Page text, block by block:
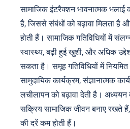
सामाजिक इंटरैक्शन भावनात्मक भलाई
है, जिससे संबंधों को बढ़ावा मिलता है
होती हैं। सामाजिक गतिविधियों में
स्वास्थ्य, बढ़ी हुई खुशी, और अधिक
सकता है। समूह गतिविधियों में
सामुदायिक कार्यक्रम, संज्ञानात्मक
लचीलापन को बढ़ावा देती है। अध्ययन
सक्रिय सामाजिक जीवन बनाए रखते
की दरें कम होती हैं।